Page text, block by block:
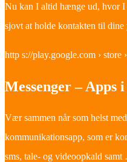
Nu kan I altid hænge ud, hvor I
sjovt at holde kontakten til dine
http s://play.google.com › store
Messenger – Apps
Vær sammen når som helst
kommunikationsapp, som er
sms, tale- og videoopkald